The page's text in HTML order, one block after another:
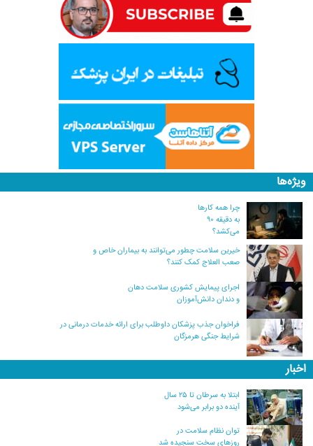
ویژه‌ها
چرا همه کارها
به دقیقه ۹۰
می‌کشد؟
خیرین سلامت چطور می‌توانند به بیماران خاص و
صعب العلاج کمک کنند؟
اجرای پیمایش کشوری سلامت دهان
و دندان دانش‌آموزان
فراخوان جذب پزشکان داوطلب برای ارائه خدمات درمانی در
شرایط جنگی هرمزگان
اخبار
ابتلا به سرطان تا ۲۵ سال
آینده دو برابر می‌شود
توان نظام سلامت در
روزهای سخت سنجیده شد